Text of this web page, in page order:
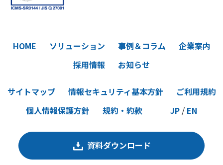
HOME ソリューション 事例＆コラム
企業案内
採用情報
お知らせ
サイトマップ 情報セキュリティ基本方針
ご利用規約
個人情報保護方針
規約・約款 JP / EN
資料ダウンロード